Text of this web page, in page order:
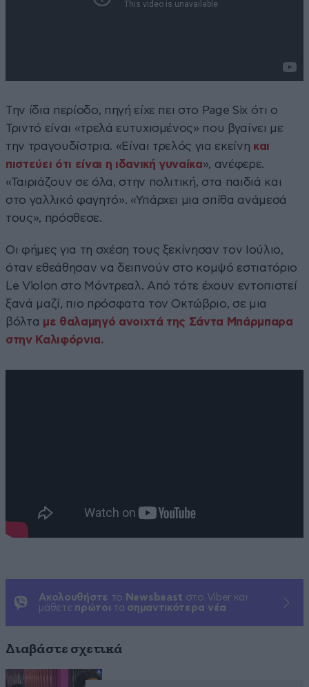
Την ίδια περίοδο, πηγή είχε πει στο Page Six ότι ο
Τριντό είναι «τρελά ευτυχισμένος» που βγαίνει με
την τραγουδίστρια. «Είναι τρελός για εκείνη και
πιστεύει ότι είναι η ιδανική γυναίκα», ανέφερε.
«Ταιριάζουν σε όλα, στην πολιτική, στα παιδιά και
στο γαλλικό φαγητό». «Υπάρχει μια σπίθα ανάμεσά
τους», πρόσθεσε.
Οι φήμες για τη σχέση τους ξεκίνησαν τον Ιούλιο,
όταν εθεάθησαν να δειπνούν στο κομψό εστιατόριο
Le Violon στο Μόντρεαλ. Από τότε έχουν εντοπιστεί
ξανά μαζί, πιο πρόσφατα τον Οκτώβριο, σε μια
βόλτα με θαλαμηγό ανοιχτά της Σάντα Μπάρμπαρα
στην Καλιφόρνια.
Ακολουθήστε το Newsbeast στο Viber και
μάθετε πρώτοι τα σημαντικότερα νέα
Διαβάστε σχετικά